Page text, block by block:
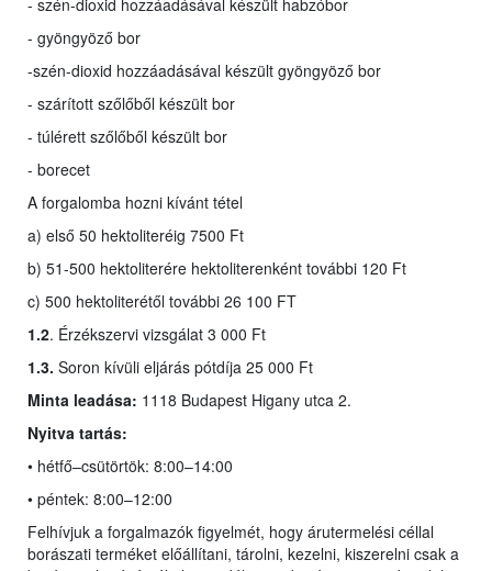
- szén-dioxid hozzáadásával készült habzóbor
- gyöngyöző bor
-szén-dioxid hozzáadásával készült gyöngyöző bor
- szárított szőlőből készült bor
- túlérett szőlőből készült bor
- borecet
A forgalomba hozni kívánt tétel
a) első 50 hektoliteréig 7500 Ft
b) 51-500 hektoliterére hektoliterenként további 120 Ft
c) 500 hektoliterétől további 26 100 FT
1.2. Érzékszervi vizsgálat 3 000 Ft
1.3. Soron kívüli eljárás pótdíja 25 000 Ft
Minta leadása: 1118 Budapest Higany utca 2.
Nyitva tartás:
• hétfő–csütörtök: 8:00–14:00
• péntek: 8:00–12:00
Felhívjuk a forgalmazók figyelmét, hogy árutermelési céllal
borászati terméket előállítani, tárolni, kezelni, kiszerelni csak a